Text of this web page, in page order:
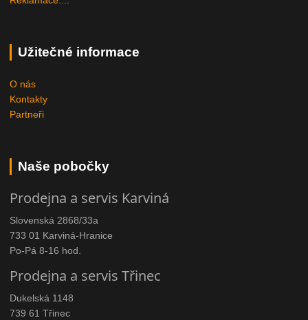
Užitečné informace
O nás
Kontakty
Partneři
Naše pobočky
Prodejna a servis Karviná
Slovenská 2868/33a
733 01 Karviná-Hranice
Po-Pá 8-16 hod.
Prodejna a servis Třinec
Dukelská 1148
739 61 Třinec